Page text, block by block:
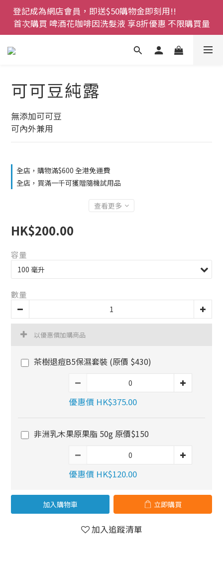
登記成為網店會員，即送$50購物金即刻用!!
首次購買 啤酒花咖啡因洗髮液 享8折優惠 不限購買量
登記成為網店會員，即送$50購物金即刻用!!
首次購買 啤酒花咖啡因洗髮液 享8折優惠 不限購買量
網店會員一年內累積消費 $4500 即刻變身 VIP 全年正
價貨 85 折，幫朋友買大家一齊抵 !!
今期優惠!! 濕疹救星 濕疹專用噴霧 買一枝送一件 50克
裝 濕疹舒敏膏   幼兒適用
登記成為網店會員，即送$50購物金即刻用!!
首次購買 啤酒花咖啡因洗髮液 享8折優惠 不限購買量
可可豆純露
無添加可可豆
可內外兼用
全店，購物滿$600 全港免運費
全店，買滿一千可獲贈隨機試用品
查看更多
HK$200.00
容量
數量
以優惠價加購商品
茶樹退痘B5保濕套裝 (原價 $430)
優惠價 HK$375.00
非洲乳木果原果脂 50g 原價$150
優惠價 HK$120.00
加入購物車 立即購買
加入追蹤清單